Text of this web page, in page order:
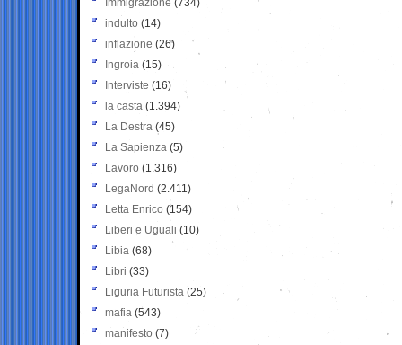
Immigrazione (734)
indulto (14)
inflazione (26)
Ingroia (15)
Interviste (16)
la casta (1.394)
La Destra (45)
La Sapienza (5)
Lavoro (1.316)
LegaNord (2.411)
Letta Enrico (154)
Liberi e Uguali (10)
Libia (68)
Libri (33)
Liguria Futurista (25)
mafia (543)
manifesto (7)